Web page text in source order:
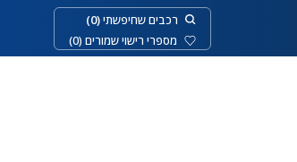
רכבים שחיפשתי(
0
)
מספרי רישוי שמורים (
0
)